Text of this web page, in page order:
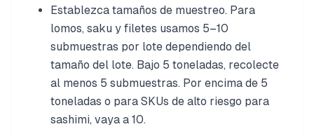
Establezca tamaños de muestreo. Para
lomos, saku y filetes usamos 5–10
submuestras por lote dependiendo del
tamaño del lote. Bajo 5 toneladas, recolecte
al menos 5 submuestras. Por encima de 5
toneladas o para SKUs de alto riesgo para
sashimi, vaya a 10.